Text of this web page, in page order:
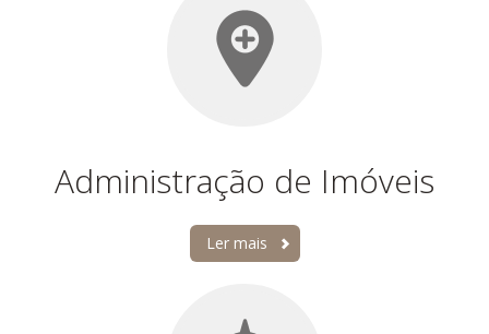
Administração de Imóveis
Ler mais